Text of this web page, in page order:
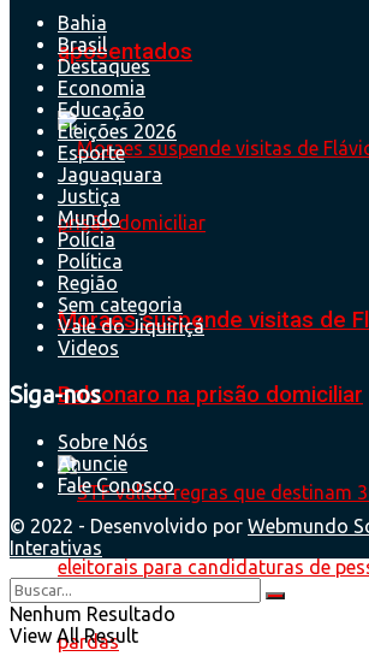
aposentados
Moraes suspende visitas de
Bolsonaro na prisão domiciliar
Bahia
Brasil
Destaques
Economia
Educação
Eleições 2026
Esporte
Jaguaquara
Justiça
Mundo
Polícia
Política
Região
Sem categoria
Vale do Jiquiriçá
Videos
Siga-nos
Sobre Nós
Anuncie
Fale Conosco
© 2022 - Desenvolvido por Webmundo
Interativas
Nenhum Resultado
View All Result